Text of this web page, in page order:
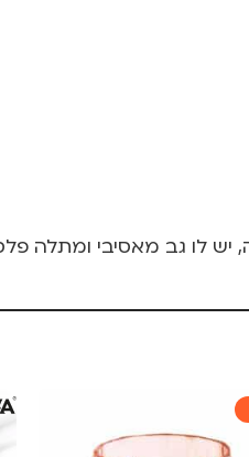
לו גב מאסיבי ומתלה